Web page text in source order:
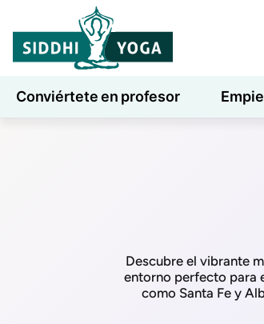
Conviértete en profesor
Descubre el vibrante
entorno perfecto para
como Santa Fe y